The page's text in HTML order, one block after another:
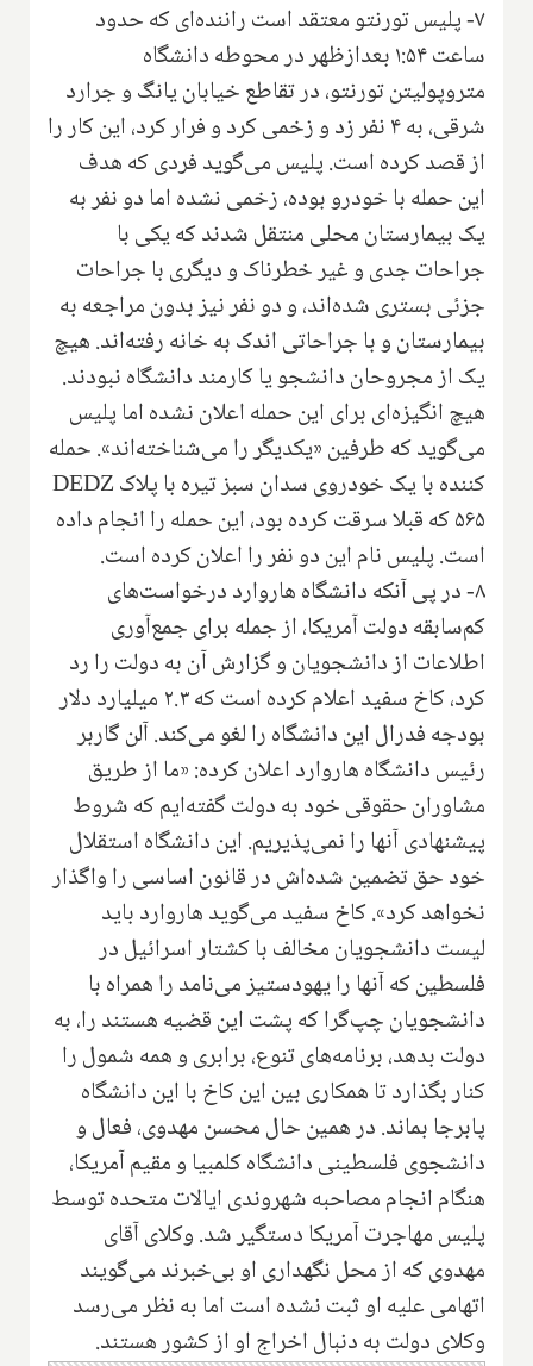
۷- پلیس تورنتو معتقد است راننده‌ای که حدود
ساعت ۱:۵۴ بعدازظهر در محوطه دانشگاه
متروپولیتن تورنتو، در تقاطع خیابان یانگ و جرارد
شرقی، به ۴ نفر زد و زخمی کرد و فرار کرد، این کار را
از قصد کرده است. پلیس می‌گوید فردی که هدف
این حمله با خودرو بوده، زخمی نشده اما دو نفر به
یک بیمارستان محلی منتقل شدند که یکی با
جراحات جدی و غیر خطرناک و دیگری با جراحات
جزئی بستری شده‌اند، و دو نفر نیز بدون مراجعه به
بیمارستان و با جراحاتی اندک به خانه رفته‌اند. هیچ
یک از مجروحان دانشجو یا کارمند دانشگاه نبودند.
هیچ انگیزه‌ای برای این حمله اعلان نشده اما پلیس
می‌گوید که طرفین «یکدیگر را می‌شناخته‌اند». حمله
کننده با یک خودروی سدان سبز تیره با پلاک DEDZ
۵۶۵ که قبلا سرقت کرده بود، این حمله را انجام داده
است. پلیس نام این دو نفر را اعلان کرده است.
۸- در پی آنکه دانشگاه هاروارد درخواست‌های
کم‌سابقه دولت آمریکا، از جمله برای جمع‌آوری
اطلاعات از دانشجویان و گزارش آن به دولت را رد
کرد، کاخ سفید اعلام کرده است که ۲.۳ میلیارد دلار
بودجه فدرال این دانشگاه را لغو می‌کند. آلن گاربر
رئیس دانشگاه هاروارد اعلان کرده: «ما از طریق
مشاوران حقوقی خود به دولت گفته‌ایم که شروط
پیشنهادی آنها را نمی‌پذیریم. این دانشگاه استقلال
خود حق تضمین شده‌اش در قانون اساسی را واگذار
نخواهد کرد». کاخ سفید می‌گوید هاروارد باید
لیست دانشجویان مخالف با کشتار اسرائیل در
فلسطین که آنها را یهودستیز می‌نامد را همراه با
دانشجویان چپ‌گرا که پشت این قضیه هستند را، به
دولت بدهد، برنامه‌های تنوع، برابری و همه شمول را
کنار بگذارد تا همکاری بین این کاخ با این دانشگاه
پابرجا بماند. در همین حال محسن مهدوی، فعال و
دانشجوی فلسطینی دانشگاه کلمبیا و مقیم آمریکا،
هنگام انجام مصاحبه شهروندی ایالات متحده توسط
پلیس مهاجرت آمریکا دستگیر شد. وکلای آقای
مهدوی که از محل نگهداری او بی‌خبرند می‌گویند
اتهامی علیه او ثبت نشده است اما به نظر می‌رسد
وکلای دولت به دنبال اخراج او از کشور هستند.